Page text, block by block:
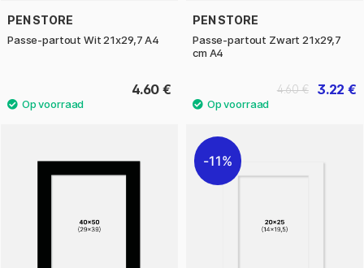
PEN STORE
Passe-partout Wit 21x29,7 A4
4.60 €
PEN STORE
Passe-partout Zwart 21x29,7
cm A4
3.22 €
4.60 €
11%